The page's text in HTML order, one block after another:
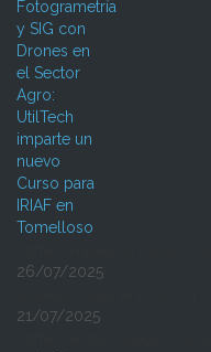
26/07/2025
21/07/2025